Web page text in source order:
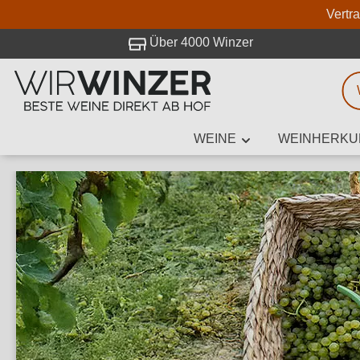
Über 4000 Winzer
WEINE Weinsuche
Mindestens 3
bei WirWinzer.